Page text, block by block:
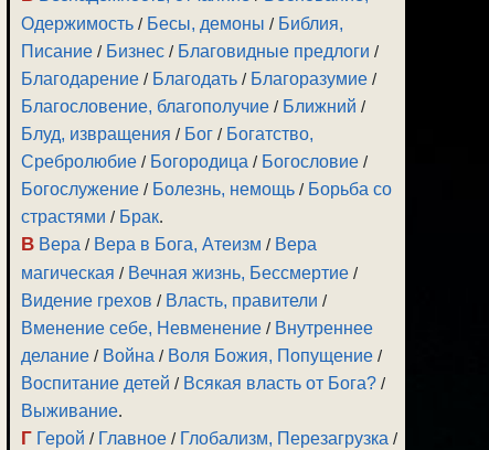
Одержимость / Бесы, демоны / Библия,
Писание / Бизнес / Благовидные предлоги /
Благодарение / Благодать / Благоразумие /
Благословение, благополучие / Ближний /
Блуд, извращения / Бог / Богатство,
Сребролюбие / Богородица / Богословие /
Богослужение / Болезнь, немощь / Борьба со
страстями / Брак.
В Вера / Вера в Бога, Атеизм / Вера
магическая / Вечная жизнь, Бессмертие /
Видение грехов / Власть, правители /
Вменение себе, Невменение / Внутреннее
делание / Война / Воля Божия, Попущение /
Воспитание детей / Всякая власть от Бога? /
Выживание.
Г Герой / Главное / Глобализм, Перезагрузка /